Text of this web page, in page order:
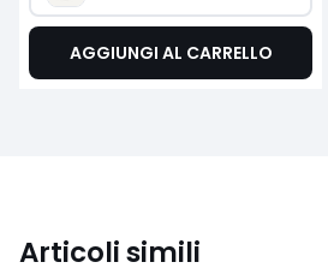
AGGIUNGI AL CARRELLO
Articoli simili